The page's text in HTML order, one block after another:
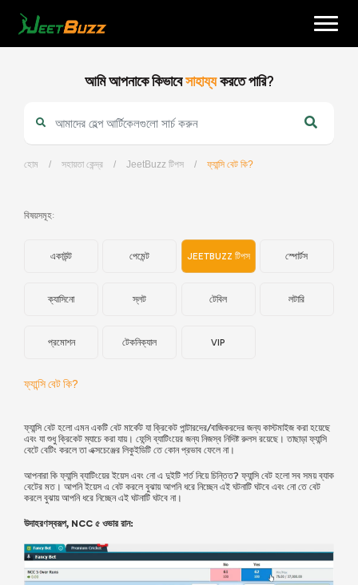
content
বাংলা
আমি আপনাকে কিভাবেসাহায্যকরতে পারি?
হোম / সহায়তা কেন্দ্র / JeetBuzz টিপস / ফ্যান্সি বেট কি?
বিষয়সমূহ:
একাউন্ট পেমেন্ট JEETBUZZ টিপস স্পোর্টস
ক্যাসিনো স্লট টেবিল লটারি
প্রমোশন টেকনিক্যাল VIP
ফ্যান্সি বেট কি?
ফ্যান্সি বেট হলো এমন একটি বেট মার্কেট যা ক্রিকেট পান্টারদের/বাজিকরদের জন্য কাস্টমাইজ করা হয়েছে
এবং যা শুধু ক্রিকেট ম্যাচে করা যায়। ফেন্সি ব্যাটিংয়ের জন্য নিজস্ব নিদিষ্ট রুলস রয়েছে। তাছাড়া ফ্যান্সি
বেটে বেটিং করলে তা এক্সচেঞ্জের লিকুইডিটি তে কোন প্রভাব ফেলে না।
আপনারা কি ফ্যান্সি ব্যাটিংয়ের ইয়েস এবং নো এ দুইটি শর্ত নিয়ে চিন্তিত? ফ্যান্সি বেট হলো সব সময় ব্যাক
বেটের মত। আপনি ইয়েস এ বেট করলে বুঝায় আপনি ধরে নিচ্ছেন এই ঘটনাটি ঘটবে এবং নো তে বেট
করলে বুঝায় আপনি ধরে নিচ্ছেন এই ঘটনাটি ঘটবে না।
উদাহরণস্বরূপ, NCC ৫ ওভার রান: